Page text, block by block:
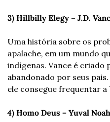
3) Hillbilly Elegy – J.D.
Uma história sobre os
apalache, em um mundo
indígenas. Vance é criado
abandonado por seus
ele consegue frequentar a
4) Homo Deus – Yuval